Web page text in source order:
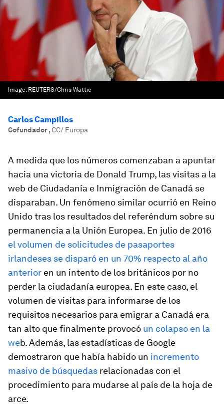
Image: REUTERS/Chris Wattie
Carlos Campillos
Cofundador,CC/ Europa
A medida que los números comenzaban a apuntar
hacia una victoria de Donald Trump, las visitas a la
web de Ciudadanía e Inmigración de Canadá se
disparaban. Un fenómeno similar ocurrió en Reino
Unido tras los resultados del referéndum sobre su
permanencia a la Unión Europea. En julio de 2016
el volumen de solicitudes de pasaportes
irlandeses se disparó en un 70% respecto al año
anterior en un intento de los británicos por no
perder la ciudadanía europea. En este caso, el
volumen de visitas para informarse de los
requisitos necesarios para emigrar a Canadá era
tan alto que finalmente provocó un colapso en la
web. Además, las estadísticas de Google
demostraron que había habido un incremento
masivo de búsquedas relacionadas con el
procedimiento para mudarse al país de la hoja de
arce.